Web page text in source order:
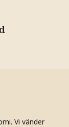
Vi vänder